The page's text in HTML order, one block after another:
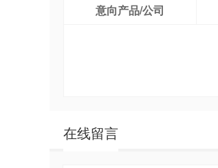
意向产品/公司
在线留言